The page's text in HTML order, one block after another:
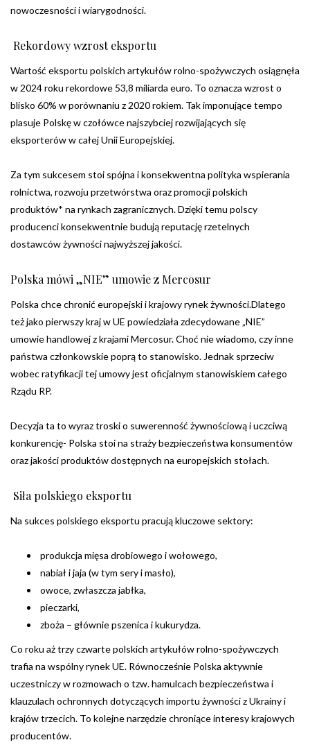
nowoczesności i wiarygodności.
Rekordowy wzrost eksportu
Wartość eksportu polskich artykułów rolno-spożywczych osiągnęła
w 2024 roku rekordowe 53,8 miliarda euro. To oznacza wzrost o
blisko 60% w porównaniu z 2020 rokiem. Tak imponujące tempo
plasuje Polskę w czołówce najszybciej rozwijających się
eksporterów w całej Unii Europejskiej.
Za tym sukcesem stoi spójna i konsekwentna polityka wspierania
rolnictwa, rozwoju przetwórstwa oraz promocji polskich
produktów* na rynkach zagranicznych. Dzięki temu polscy
producenci konsekwentnie budują reputację rzetelnych
dostawców żywności najwyższej jakości.
Polska mówi „NIE” umowie z Mercosur
Polska chce chronić europejski i krajowy rynek żywności.Dlatego
też jako pierwszy kraj w UE powiedziała zdecydowane „NIE”
umowie handlowej z krajami Mercosur. Choć nie wiadomo, czy inne
państwa członkowskie poprą to stanowisko. Jednak sprzeciw
wobec ratyfikacji tej umowy jest oficjalnym stanowiskiem całego
Rządu RP.
Decyzja ta to wyraz troski o suwerenność żywnościową i uczciwą
konkurencję- Polska stoi na straży bezpieczeństwa konsumentów
oraz jakości produktów dostępnych na europejskich stołach.
Siła polskiego eksportu
Na sukces polskiego eksportu pracują kluczowe sektory:
produkcja mięsa drobiowego i wołowego,
nabiał i jaja (w tym sery i masło),
owoce, zwłaszcza jabłka,
pieczarki,
zboża – głównie pszenica i kukurydza.
Co roku aż trzy czwarte polskich artykułów rolno-spożywczych
trafia na wspólny rynek UE. Równocześnie Polska aktywnie
uczestniczy w rozmowach o tzw. hamulcach bezpieczeństwa i
klauzulach ochronnych dotyczących importu żywności z Ukrainy i
krajów trzecich. To kolejne narzędzie chroniące interesy krajowych
producentów.